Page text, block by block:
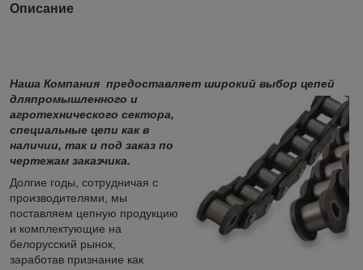
Описание
Наша Компания предоставляет широкий выбор цепей
дляпромышленного и
агротехнического сектора,
специальные цепи как в
наличии, так и под заказ по
чертежам заказчика.
Долгие годы, сотрудничая с
производителями, мы
поставляем цепную продукцию
и комплектующие на
белорусский рынок,
заработав признание как